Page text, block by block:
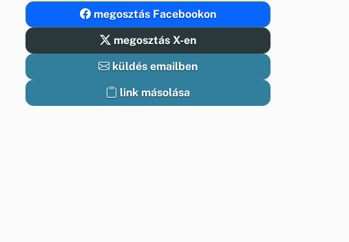
megosztás Facebookon
megosztás X-en
küldés emailben
link másolása